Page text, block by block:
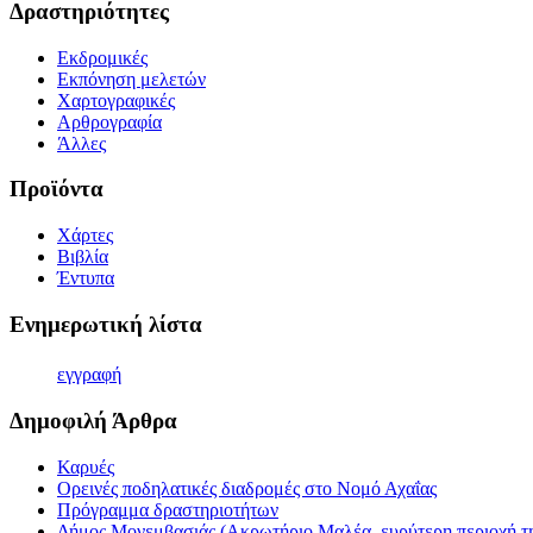
Δραστηριότητες
Εκδρομικές
Εκπόνηση μελετών
Χαρτογραφικές
Αρθρογραφία
Άλλες
Προϊόντα
Χάρτες
Βιβλία
Έντυπα
Ενημερωτική λίστα
εγγραφή
Δημοφιλή Άρθρα
Καρυές
Ορεινές ποδηλατικές διαδρομές στο Νομό Αχαΐας
Πρόγραμμα δραστηριοτήτων